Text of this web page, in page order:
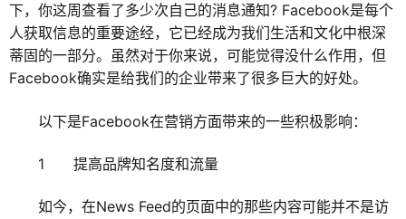
下，你这周查看了多少次自己的消息通知? Facebook是每个
人获取信息的重要途经，它已经成为我们生活和文化中根深
蒂固的一部分。虽然对于你来说，可能觉得没什么作用，但
Facebook确实是给我们的企业带来了很多巨大的好处。
以下是Facebook在营销方面带来的一些积极影响：
1 提高品牌知名度和流量
如今，在News Feed的页面中的那些内容可能并不是访